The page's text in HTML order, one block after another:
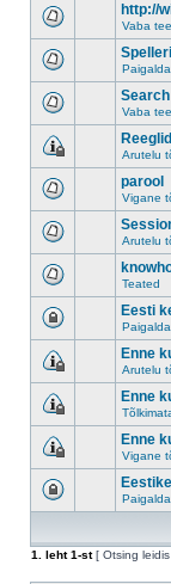
http://
Vaba
Vaba
Reeglid
Arutelu
parool
Vigane
Arutelu
Teated
Eesti
Enne
Arutelu
Enne
Enne
Vigane
1
. leht1-st[ Otsing